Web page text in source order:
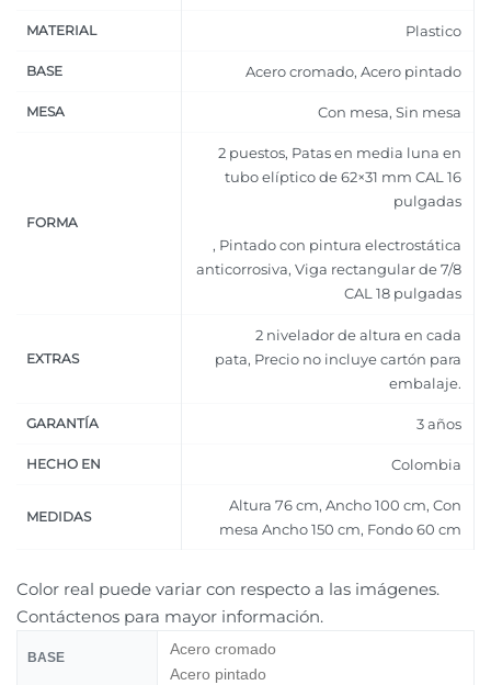
MATERIAL Plastico
BASE Acero cromado, Acero pintado
MESA Con mesa, Sin mesa
FORMA
2 puestos, Patas en media luna en
tubo elíptico de 62×31 mm CAL 16
pulgadas
, Pintado con pintura electrostática
anticorrosiva, Viga rectangular de 7/8
CAL 18 pulgadas
EXTRAS
2 nivelador de altura en cada
pata, Precio no incluye cartón para
embalaje.
GARANTÍA 3 años
HECHO EN Colombia
MEDIDAS
Altura 76 cm, Ancho 100 cm, Con
mesa Ancho 150 cm, Fondo 60 cm
Color real puede variar con respecto a las imágenes.
Contáctenos para mayor información.
BASE
Acero cromado
Acero pintado